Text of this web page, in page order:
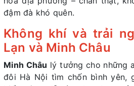
đậm đà khó quên.
Không khí và trải
Lạn và Minh Châu
Minh Châu lý tưởng cho những
đôi Hà Nội tìm chốn bình yên,